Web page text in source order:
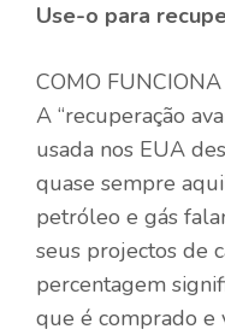
Use-o para
COMO FUNCIONA
A “recuperação
usada nos EUA
quase sempre
petróleo e gás
seus projectos de
percentagem
que é comprado e